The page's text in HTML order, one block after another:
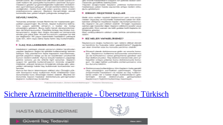
Sichere Arzneimitteltherapie - Übersetzung Türkisch